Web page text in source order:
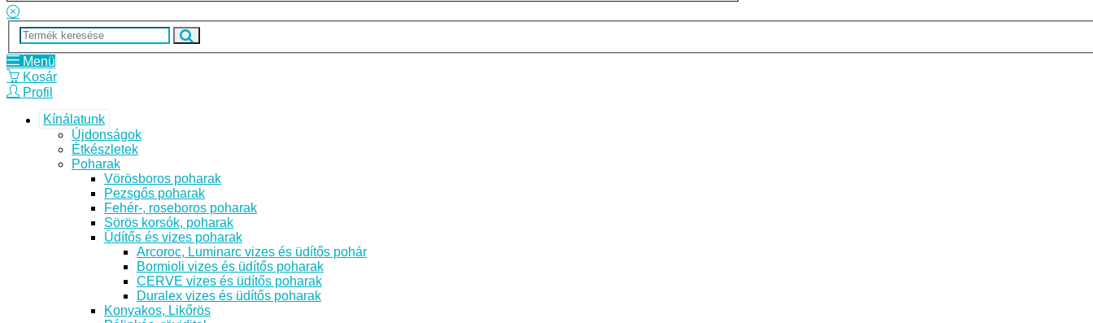
Menü
Kosár
Profil
Kínálatunk
Újdonságok
Étkészletek
Poharak
Vörösboros poharak
Pezsgős poharak
Fehér-, roseboros poharak
Sörös korsók, poharak
Üdítős és vizes poharak
Arcoroc, Luminarc vizes és üdítős pohár
Bormioli vizes és üdítős poharak
CERVE vizes és üdítős poharak
Duralex vizes és üdítős poharak
Konyakos, Likőrös